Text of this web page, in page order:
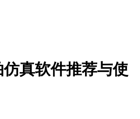
真软件推荐与使